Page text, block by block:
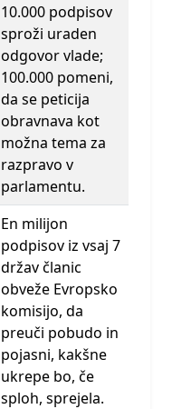
10.000 podpisov
sproži uraden
odgovor vlade;
100.000 pomeni,
da se peticija
obravnava kot
možna tema za
razpravo v
parlamentu.
En milijon
podpisov iz vsaj 7
držav članic
obveže Evropsko
komisijo, da
preuči pobudo in
pojasni, kakšne
ukrepe bo, če
sploh, sprejela.